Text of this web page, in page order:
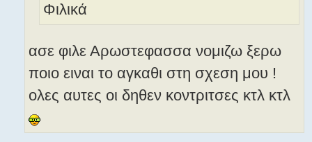
Φιλικά
ασε φιλε Αρωστεφασσα νομιζω ξερω
ποιο ειναι το αγκαθι στη σχεση μου !
ολες αυτες οι δηθεν κοντριτσες κτλ κτλ